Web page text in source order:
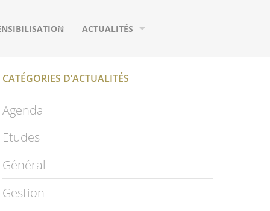
ACTUALITÉS
MIGRATIONS
CATÉGORIES D’ACTUALITÉS
Agenda
Etudes
Général
Gestion